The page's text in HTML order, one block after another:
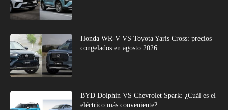
Honda WR-V VS Toyota Yaris Cross: precios
congelados en agosto 2026
BYD Dolphin VS Chevrolet Spark: ¿Cuál es el
eléctrico más conveniente?